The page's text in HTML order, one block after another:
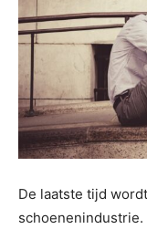
De laatste tijd